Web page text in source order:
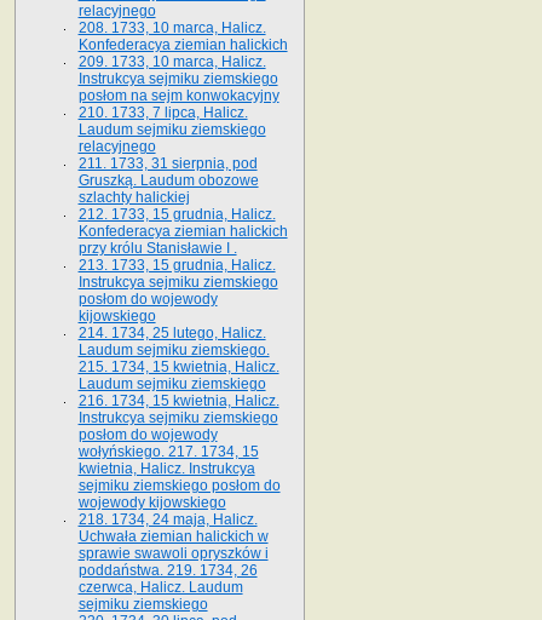
relacyjnego
208. 1733, 10 marca, Halicz.
Konfederacya ziemian halickich­
209. 1733, 10 marca, Halicz.
Instrukcya sejmiku ziemskiego
posłom na sejm konwokacyjny
210. 1733, 7 lipca, Halicz.
Laudum sejmiku ziemskiego
relacyjnego
211. 1733, 31 sierpnia, pod
Gruszką. Laudum obozowe
szlachty halickiej
212. 1733, 15 grudnia, Halicz.
Konfederacya ziemian halickich
przy królu Stanisławie I .
213. 1733, 15 grudnia, Halicz.
Instrukcya sejmiku ziemskiego
posłom do wojewody
kijowskiego
214. 1734, 25 lutego, Halicz.
Laudum sejmiku ziemskiego.
215. 1734, 15 kwietnia, Halicz.
Laudum sejmiku ziemskiego
216. 1734, 15 kwietnia, Halicz.
Instrukcya sejmiku ziemskiego
posłom do wojewody
wołyńskiego. 217. 1734, 15
kwietnia, Halicz. Instrukcya
sejmiku ziemskiego posłom do
wojewody kijowskiego
218. 1734, 24 maja, Halicz.
Uchwała ziemian halickich w
sprawie swawoli opryszków i
poddaństwa. 219. 1734, 26
czerwca, Halicz. Laudum
sejmiku ziemskiego